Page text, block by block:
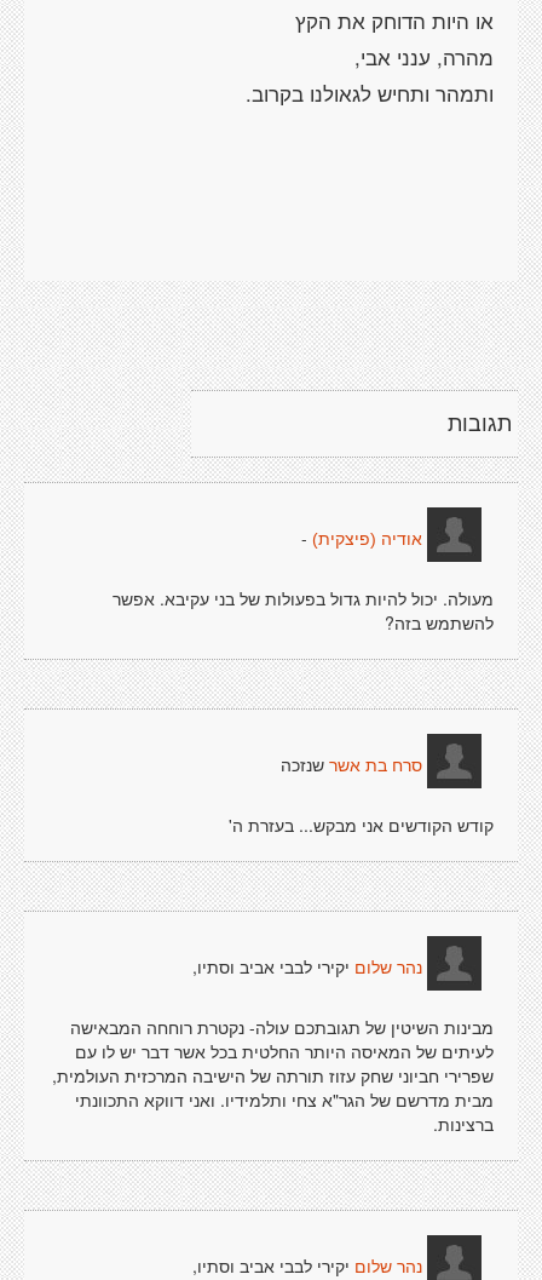
תגובות
אודיה (פיצקית) -
מעולה. יכול להיות גדול בפעולות של בני עקיבא. אפשר
להשתמש בזה?
סרח בת אשר שנזכה
קודש הקודשים אני מבקש... בעזרת ה'
נהר שלום יקירי לבבי אביב וסתיו,
מבינות השיטין של תגובתכם עולה- נקטרת רוחחה המבאישה
לעיתים של המאיסה היותר החלטית בכל אשר דבר יש לו עם
שפרירי חביוני שחק עזוז תורתה של הישיבה המרכזית העולמית,
מבית מדרשם של הגר"א צחי ותלמידיו. ואני דווקא התכוונתי
ברצינות.
נהר שלום יקירי לבבי אביב וסתיו,